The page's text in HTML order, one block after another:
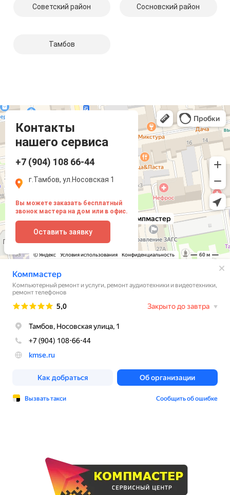
Советский район Сосновский район
Тамбов
Контакты
нашего сервиса
+7 (904) 108 66-44
г.Тамбов, ул.Носовская 1
Вы можете заказать бесплатный
звонок мастера на дом или в офис.
Оставить заявку
Компмастер
Тамбов
Носовская улица, 1